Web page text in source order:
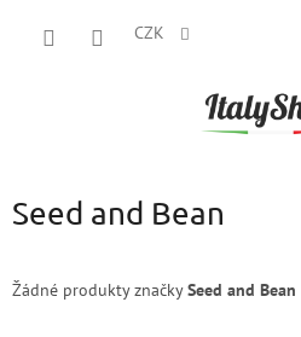
CZK
Seed and Bean
Žádné produkty značkySeed and Bean